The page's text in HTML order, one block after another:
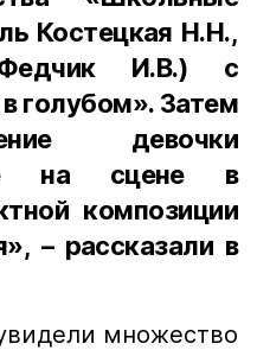
Костецкая Н.Н.,
Федчик И.В.) с
голубом». Затем
девочки
на сцене в
композиции
– рассказали в
множество